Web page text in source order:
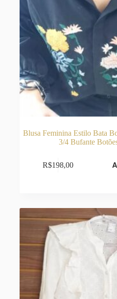
Blusa Feminina Estilo Bata
3/4 Bufante
R$198,00